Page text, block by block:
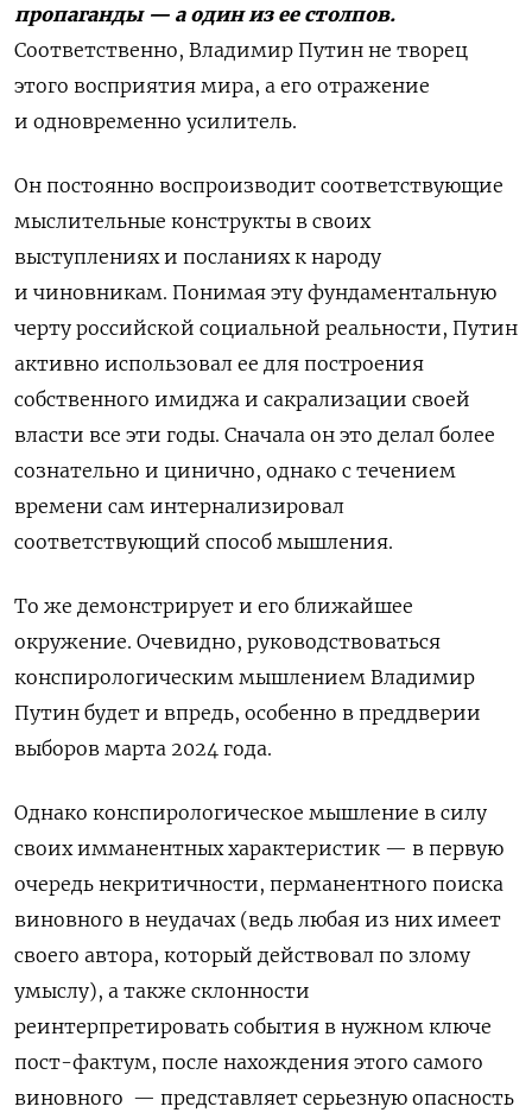
пропаганды — а один из ее столпов.
Соответственно, Владимир Путин не творец
этого восприятия мира, а его отражение
и одновременно усилитель.
Он постоянно воспроизводит соответствующие
мыслительные конструкты в своих
выступлениях и посланиях к народу
и чиновникам. Понимая эту фундаментальную
черту российской социальной реальности, Путин
активно использовал ее для построения
собственного имиджа и сакрализации своей
власти все эти годы. Сначала он это делал более
сознательно и цинично, однако с течением
времени сам интернализировал
соответствующий способ мышления.
То же демонстрирует и его ближайшее
окружение. Очевидно, руководствоваться
конспирологическим мышлением Владимир
Путин будет и впредь, особенно в преддверии
выборов марта 2024 года.
Однако конспирологическое мышление в силу
своих имманентных характеристик — в первую
очередь некритичности, перманентного поиска
виновного в неудачах (ведь любая из них имеет
своего автора, который действовал по злому
умыслу), а также склонности
реинтерпретировать события в нужном ключе
пост-фактум, после нахождения этого самого
виновного — представляет серьезную опасность